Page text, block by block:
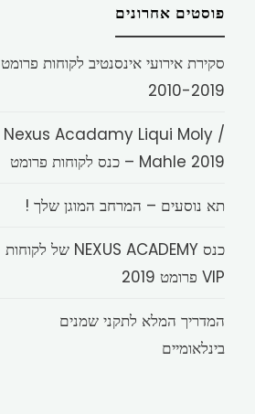
פוסטים אחרונים
סקירת אירועי אינסנטיב לקוחות פרומט
2010-2019
Nexus Acadamy Liqui Moly /
Mahle 2019 – כנס לקוחות פרומט
תא נוסעים – המרחב המוגן שלך !
כנס NEXUS ACADEMY של לקוחות
VIP פרומט 2019
המדריך המלא לתקני שמנים
בינלאומיים